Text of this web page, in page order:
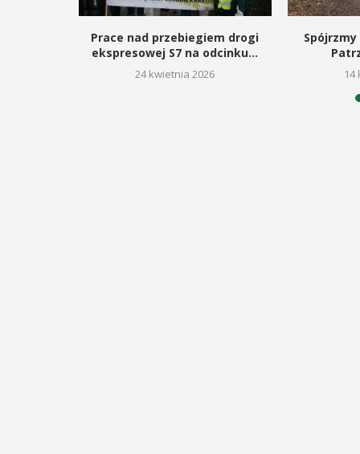
Prace nad przebiegiem drogi
ekspresowej S7 na odcinku...
24 kwietnia 2026 14
i Sportu oraz Urząd ...
POKAŻ SZCZEGÓŁY